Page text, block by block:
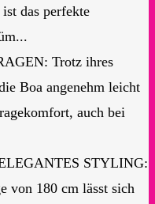
das perfekte
Trotz ihres
Boa angenehm leicht
auch bei
STYLING:
von 180 cm lässt sich